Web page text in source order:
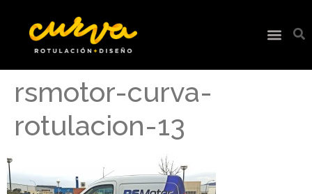
rsmotor-curva-
rotulacion-13